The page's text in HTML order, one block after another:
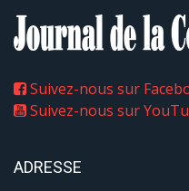
Suivez-nous sur
Suivez-nous sur
ADRESSE